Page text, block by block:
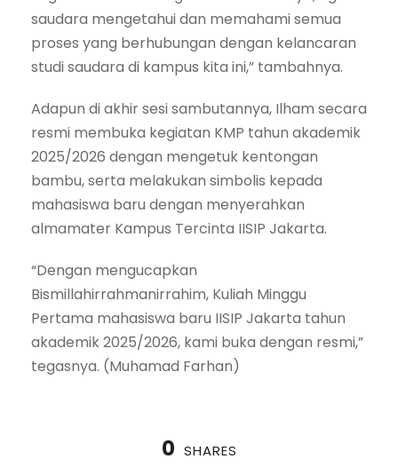
saudara mengetahui dan memahami semua
proses yang berhubungan dengan kelancaran
studi saudara di kampus kita ini,” tambahnya.
Adapun di akhir sesi sambutannya, Ilham secara
resmi membuka kegiatan KMP tahun akademik
2025/2026 dengan mengetuk kentongan
bambu, serta melakukan simbolis kepada
mahasiswa baru dengan menyerahkan
almamater Kampus Tercinta IISIP Jakarta.
“Dengan mengucapkan
Bismillahirrahmanirrahim, Kuliah Minggu
Pertama mahasiswa baru IISIP Jakarta tahun
akademik 2025/2026, kami buka dengan resmi,”
tegasnya. (Muhamad Farhan)
0 SHARES